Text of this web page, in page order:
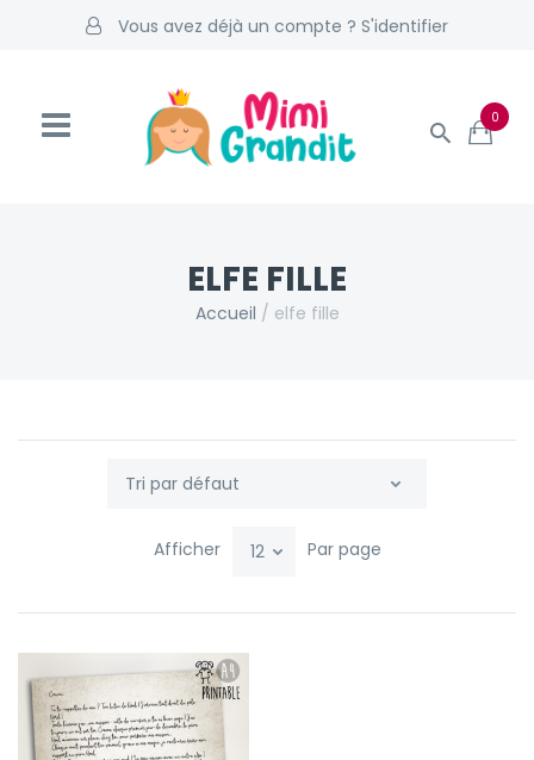
Vous avez déjà un compte ? S'identifier
0
ELFE FILLE
Accueil / elfe fille
Afficher Par page